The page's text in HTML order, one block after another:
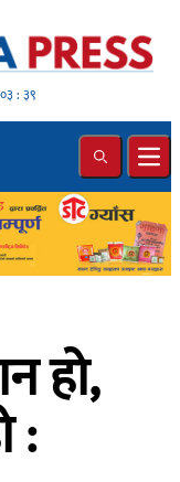
: ४१
Search
हो,
: